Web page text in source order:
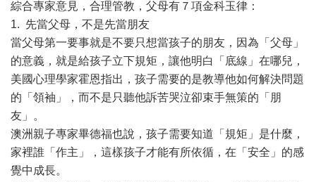
綜合專家意見，合理管教，父母有７項金科玉律：
1. 先當父母，不是先當朋友
當父母第一要事就是不要只想當孩子的朋友，因為「父母」
的意義，就是給孩子立下規矩，讓他明白「底線」在哪兒，
美國心理學家霍恩指出，孩子需要的是教導他如何解決問題
的「領袖」，而不是只聽他訴苦哭泣卻束手無策的「朋
友」。
澳洲親子專家畢德福也說，孩子需要知道「規矩」是什麼，
家裡誰「作主」，這樣孩子才能有所依循，在「安全」的感
覺中成長。